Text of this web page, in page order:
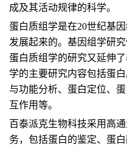
成及其活动规律的科学。
蛋白质组学是在20世纪基
发展起来的。基因组学研
蛋白质组学的研究又延伸
学的主要研究内容包括蛋
与功能分析、蛋白定位、
互作用等。
百泰派克生物科技采用高
务，包括蛋白的鉴定、蛋